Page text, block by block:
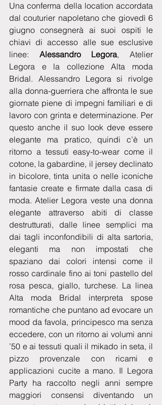
Una conferma della location accordata
dal couturier napoletano che giovedì 6
giugno consegnerà ai suoi ospiti le
chiavi di accesso alle sue esclusive
linee: Alessandro Legora, Atelier
Legora e la collezione Alta moda
Bridal. Alessandro Legora si rivolge
alla donna-guerriera che affronta le sue
giornate piene di impegni familiari e di
lavoro con grinta e determinazione. Per
questo anche il suo look deve essere
elegante ma pratico, quindi c’è un
ritorno a tessuti easy-to-wear come il
cotone, la gabardine, il jersey declinato
in bicolore, tinta unita o nelle iconiche
fantasie create e firmate dalla casa di
moda. Atelier Legora veste una donna
elegante attraverso abiti di classe
destrutturati, dalle linee semplici ma
dai tagli inconfondibili di alta sartoria,
eleganti ma non impostati che
spaziano dai colori intensi come il
rosso cardinale fino ai toni pastello del
rosa pesca, giallo, turchese. La linea
Alta moda Bridal interpreta spose
romantiche che puntano ad evocare un
mood da favola, principesco ma senza
eccedere, con un ritorno ai volumi anni
’50 e ai tessuti quali il mikado in seta, il
pizzo provenzale con ricami e
applicazioni cucite a mano. Il Legora
Party ha raccolto negli anni sempre
maggiori consensi diventando un